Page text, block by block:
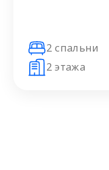
2 спальни
2 этажа